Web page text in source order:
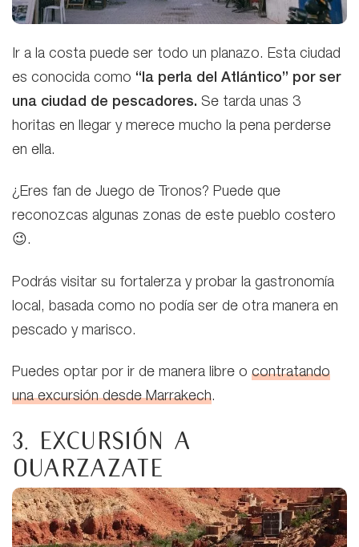
Ir a la costa puede ser todo un planazo. Esta ciudad
es conocida como “la perla del Atlántico” por ser
una ciudad de pescadores. Se tarda unas 3
horitas en llegar y merece mucho la pena perderse
en ella.
¿Eres fan de Juego de Tronos? Puede que
reconozcas algunas zonas de este pueblo costero
😉.
Podrás visitar su fortalerza y probar la gastronomía
local, basada como no podía ser de otra manera en
pescado y marisco.
Puedes optar por ir de manera libre o contratando
una excursión desde Marrakech.
3. Excursión a
Ouarzazate